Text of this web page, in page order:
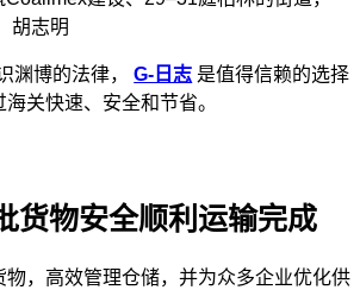
胡志明
渊博的法律，G-日志 是值得信赖的选择
关快速、安全和节省。
货物安全顺利运输完成
物，高效管理仓储，并为众多企业优化供